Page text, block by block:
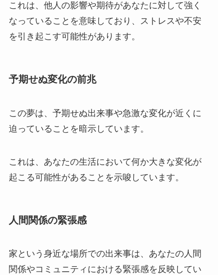
これは、他人の影響や期待があなたに対して強く
なっていることを意味しており、ストレスや不安
を引き起こす可能性があります。
予期せぬ変化の前兆
この夢は、予期せぬ出来事や急激な変化が近くに
迫っていることを暗示しています。
これは、あなたの生活において何か大きな変化が
起こる可能性があることを示唆しています。
人間関係の緊張感
家という身近な場所での出来事は、あなたの人間
関係やコミュニティにおける緊張感を反映してい